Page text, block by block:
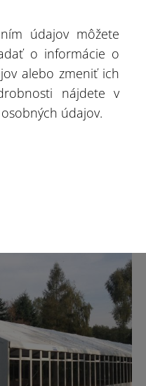
údajov môžete
o informácie o
alebo zmeniť ich
nájdete v
údajov.